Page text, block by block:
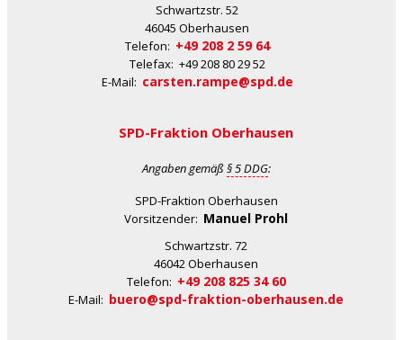
Schwartzstr. 52
46045 Oberhausen
Telefon: +49 208 2 59 64
Telefax: +49 208 80 29 52
E-Mail: carsten.rampe@spd.de
SPD-Fraktion Oberhausen
Angaben gemäß § 5 DDG:
SPD-Fraktion Oberhausen
Vorsitzender: Manuel Prohl
Schwartzstr. 72
46042 Oberhausen
Telefon: +49 208 825 34 60
E-Mail: buero@spd-fraktion-oberhausen.de